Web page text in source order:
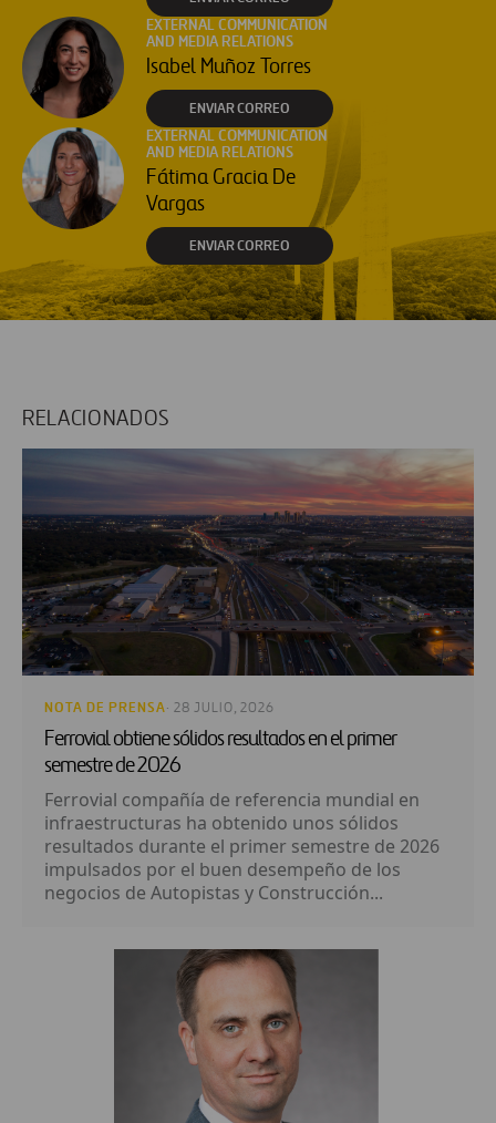
EXTERNAL COMMUNICATION
AND MEDIA RELATIONS
Isabel Muñoz Torres
ENVIAR CORREO
EXTERNAL COMMUNICATION
AND MEDIA RELATIONS
Fátima Gracia De
Vargas
ENVIAR CORREO
RELACIONADOS
NOTA DE PRENSA· 28 JULIO, 2026
Ferrovial obtiene sólidos resultados en el primer
semestre de 2026
Ferrovial compañía de referencia mundial en
infraestructuras ha obtenido unos sólidos
resultados durante el primer semestre de 2026
impulsados por el buen desempeño de los
negocios de Autopistas y Construcción...